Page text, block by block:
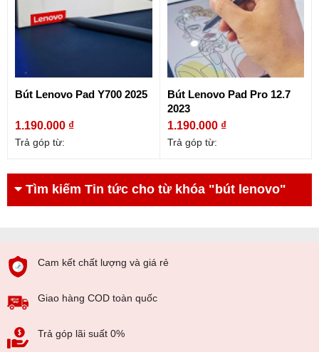
Bút Lenovo Pad Y700 2025
1.190.000 ₫
Trả góp từ:
Bút Lenovo Pad Pro 12.7
2023
1.190.000 ₫
Trả góp từ:
Tìm kiếm Tin tức cho từ khóa "bút lenovo"
Cam kết chất lượng và giá rẻ
Giao hàng COD toàn quốc
Trả góp lãi suất 0%